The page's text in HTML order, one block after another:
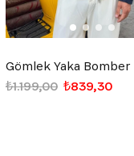
₺839,30
₺1.199,00